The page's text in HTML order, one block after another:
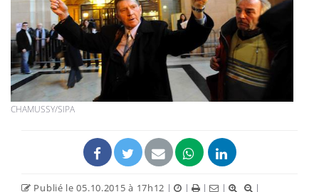
CHAMUSSY/SIPA
Publié le 05.10.2015 à 17h12 | | | |
|